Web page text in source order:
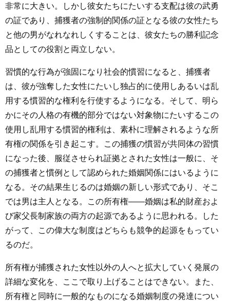
非常に大きい。しかし彼女たちにたいする支配は彼の武勇
の証であり、捕獲者の強制的関係の証となる彼の女性たち
と他の男がなれなれしくすることは、彼女たちの勝利記念
品としての役割と両立しない。
習慣的な行為が強固になり社会的慣習になると、捕獲者
は、彼が強奪した女性にたいし独占的に使用しあるいは乱
用する慣習的な権利を行使するようになる。そして、明ら
かにその人格の有機的部分ではない対象物にたいするこの
使用し乱用する慣習的権利は、素朴に理解されるような所
有権の関係を引き起こす。この捕獲の慣習が共同体の習慣
になった後、服従させられ証拠とされた女性は一般に、そ
の捕獲者と慣例として認められた婚姻関係にはいるように
なる。その結果生じるのは婚姻の新しい形式であり、そこ
では男は主人となる。この所有権――婚姻は私的財産およ
び家父長制家族の両方の起源であるように思われる。した
がって、この偉大な制度はどちらも競争的起源をもってい
るのだ。
所有権が捕獲された女性以外の人へと拡大していく発展の
詳細な変化を、ここで取り上げることはできない。また、
所有権と同時に一般的なものになる婚姻制度の発達につい